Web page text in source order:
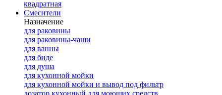
квадратная
Смесители
Назначение
для раковины
для раковины-чаши
для ванны
для биде
для душа
для кухонной мойки
для кухонной мойки и вывод под фильтр
дозатор кухонный для моющих средств